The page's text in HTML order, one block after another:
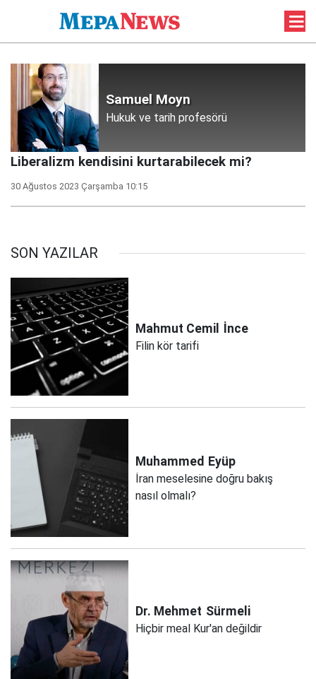
Samuel Moyn
Hukuk ve tarih profesörü
Liberalizm kendisini kurtarabilecek mi?
30 Ağustos 2023 Çarşamba 10:15
SON YAZILAR
Mahmut Cemil İnce
Filin kör tarifi
Muhammed Eyüp
İran meselesine doğru bakış
nasıl olmalı?
Dr. Mehmet Sürmeli
Hiçbir meal Kur'an değildir